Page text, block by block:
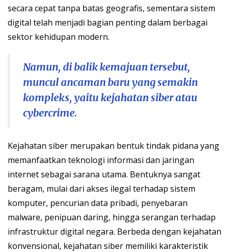
secara cepat tanpa batas geografis, sementara sistem
digital telah menjadi bagian penting dalam berbagai
sektor kehidupan modern.
Namun, di balik kemajuan tersebut,
muncul ancaman baru yang semakin
kompleks, yaitu kejahatan siber atau
cybercrime.
Kejahatan siber merupakan bentuk tindak pidana yang
memanfaatkan teknologi informasi dan jaringan
internet sebagai sarana utama. Bentuknya sangat
beragam, mulai dari akses ilegal terhadap sistem
komputer, pencurian data pribadi, penyebaran
malware, penipuan daring, hingga serangan terhadap
infrastruktur digital negara. Berbeda dengan kejahatan
konvensional, kejahatan siber memiliki karakteristik